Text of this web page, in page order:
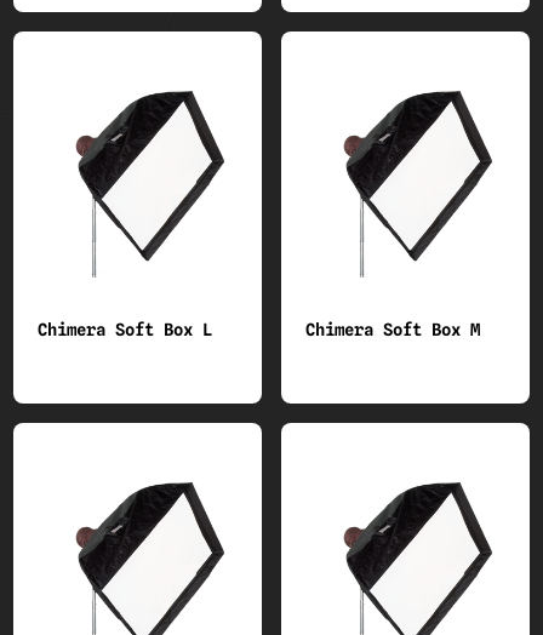
Chimera Soft Box L Chimera Soft Box M